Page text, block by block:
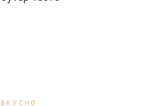
ВКУСНО